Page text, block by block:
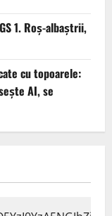
1. Roș-albaștrii,
cu topoarele:
AI, se